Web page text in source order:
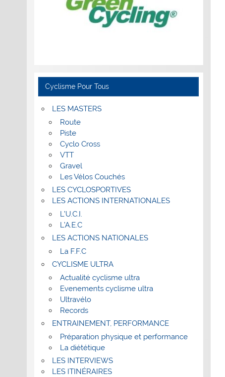
Cyclisme Pour Tous
LES MASTERS
Route
Piste
Cyclo Cross
VTT
Gravel
Les Vélos Couchés
LES CYCLOSPORTIVES
LES ACTIONS INTERNATIONALES
L’U.C.I.
L’A.E.C
LES ACTIONS NATIONALES
La F.F.C
CYCLISME ULTRA
Actualité cyclisme ultra
Evenements cyclisme ultra
Ultravélo
Records
ENTRAINEMENT, PERFORMANCE
Préparation physique et performance
La diététique
LES INTERVIEWS
LES ITINÉRAIRES